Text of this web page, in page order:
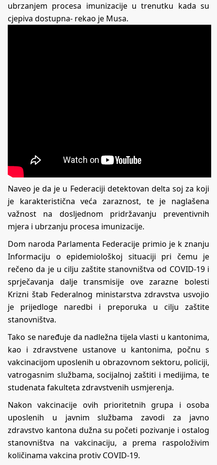
ubrzanjem procesa imunizacije u trenutku kada su
cjepiva dostupna- rekao je Musa.
Naveo je da je u Federaciji detektovan delta soj za koji
je karakteristična veća zaraznost, te je naglašena
važnost na dosljednom pridržavanju preventivnih
mjera i ubrzanju procesa imunizacije.
Dom naroda Parlamenta Federacije primio je k znanju
Informaciju o epidemiološkoj situaciji pri čemu je
rečeno da je u cilju zaštite stanovništva od COVID-19 i
sprječavanja dalje transmisije ove zarazne bolesti
Krizni štab Federalnog ministarstva zdravstva usvojio
je prijedloge naredbi i preporuka u cilju zaštite
stanovništva.
Tako se naređuje da nadležna tijela vlasti u kantonima,
kao i zdravstvene ustanove u kantonima, počnu s
vakcinacijom uposlenih u obrazovnom sektoru, policiji,
vatrogasnim službama, socijalnoj zaštiti i medijima, te
studenata fakulteta zdravstvenih usmjerenja.
Nakon vakcinacije ovih prioritetnih grupa i osoba
uposlenih u javnim službama zavodi za javno
zdravstvo kantona dužna su početi pozivanje i ostalog
stanovništva na vakcinaciju, a prema raspoloživim
količinama vakcina protiv COVID-19.